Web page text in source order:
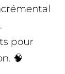
pour
🧠